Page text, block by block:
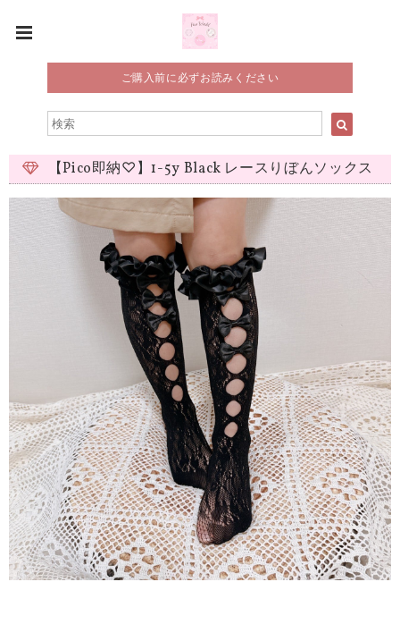
ご購入前に必ずお読みください
【Pico即納♡】1-5y Black レースりぼんソックス